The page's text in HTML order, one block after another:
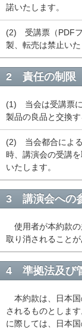
諾いたします。
(2) 受講票（PDFフ
製、転売は禁止いた
2 責任の制限
(1) 当会は受講票
製品の良品と交換す
(2) 当会都合による
時、講演会の受講
いたします。
3 講演会への
使用者が本約款の
取り消されることが
4 準拠法及び
本約款は、日本国
されるものとしま
に際しては、日本